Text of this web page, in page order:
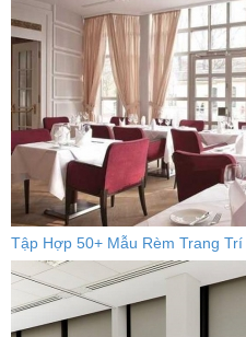
Tập Hợp 50+ Mẫu Rèm Trang